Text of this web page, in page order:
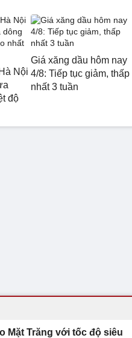
Nội
độ
Giá xăng dầu hôm nay
4/8: Tiếp tục giảm, thấp
nhất 3 tuần
Mặt Trăng với tốc độ siêu